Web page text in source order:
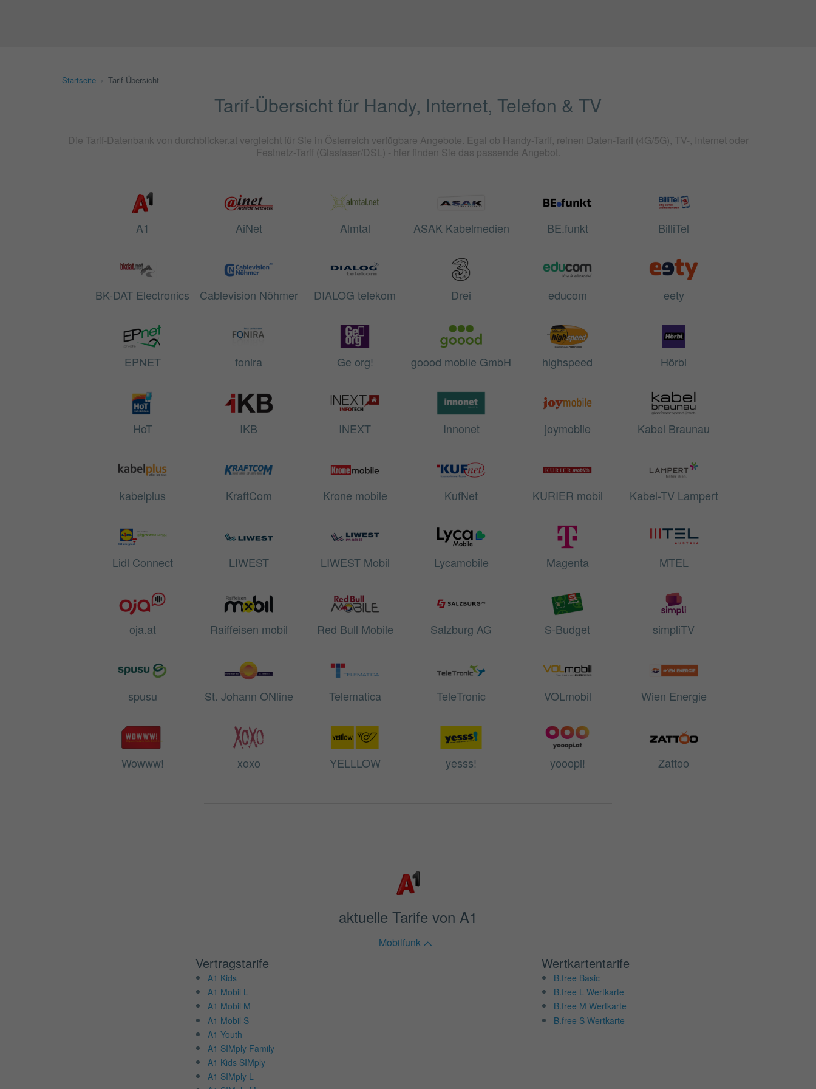
Startseite Tarif-Übersicht
Tarif-Übersicht für Handy, Internet, Telefon & TV
Die Tarif-Datenbank von durchblicker.at vergleicht für Sie in Österreich verfügbare Angebote. Egal ob Handy-Tarif, reinen Daten-Tarif (4G/5G), TV-, Internet oder
Festnetz-Tarif (Glasfaser/DSL) - hier finden Sie das passende Angebot.
A1 AiNet Almtal ASAK Kabelmedien BE.funkt BilliTel
BK-DAT Electronics Cablevision Nöhmer DIALOG telekom Drei educom eety
EPNET fonira Ge org! goood mobile GmbH highspeed Hörbi
HoT IKB INEXT Innonet joymobile Kabel Braunau
kabelplus KraftCom Krone mobile KufNet KURIER mobil Kabel-TV Lampert
Lidl Connect LIWEST LIWEST Mobil Lycamobile Magenta MTEL
oja.at Raiffeisen mobil Red Bull Mobile Salzburg AG S-Budget simpliTV
spusu St. Johann ONline Telematica TeleTronic VOLmobil Wien Energie
Wowww! xoxo YELLLOW yesss! yooopi! Zattoo
aktuelle Tarife von A1
Mobilfunk
Vertragstarife
A1 Kids
A1 Mobil L
A1 Mobil M
A1 Mobil S
A1 Youth
A1 SIMply Family
A1 Kids SIMply
A1 SIMply L
Wertkartentarife
B.free Basic
B.free L Wertkarte
B.free M Wertkarte
B.free S Wertkarte